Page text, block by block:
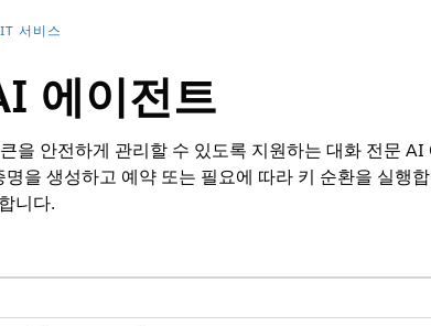
서비스
에이전트
을 안전하게 관리할 수 있도록 지원하는 대화 전문
을 생성하고 예약 또는 필요에 따라 키 순환을 실행
니다.